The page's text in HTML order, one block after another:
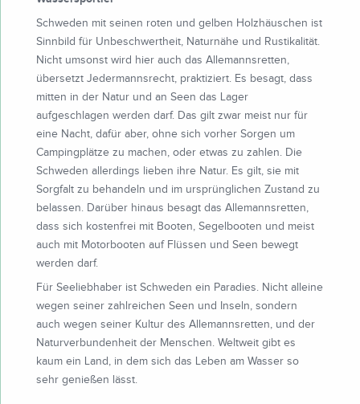
Schweden mit seinen roten und gelben Holzhäuschen ist
Sinnbild für Unbeschwertheit, Naturnähe und Rustikalität.
Nicht umsonst wird hier auch das Allemannsretten,
übersetzt Jedermannsrecht, praktiziert. Es besagt, dass
mitten in der Natur und an Seen das Lager
aufgeschlagen werden darf. Das gilt zwar meist nur für
eine Nacht, dafür aber, ohne sich vorher Sorgen um
Campingplätze zu machen, oder etwas zu zahlen. Die
Schweden allerdings lieben ihre Natur. Es gilt, sie mit
Sorgfalt zu behandeln und im ursprünglichen Zustand zu
belassen. Darüber hinaus besagt das Allemannsretten,
dass sich kostenfrei mit Booten, Segelbooten und meist
auch mit Motorbooten auf Flüssen und Seen bewegt
werden darf.
Für Seeliebhaber ist Schweden ein Paradies. Nicht alleine
wegen seiner zahlreichen Seen und Inseln, sondern
auch wegen seiner Kultur des Allemannsretten, und der
Naturverbundenheit der Menschen. Weltweit gibt es
kaum ein Land, in dem sich das Leben am Wasser so
sehr genießen lässt.